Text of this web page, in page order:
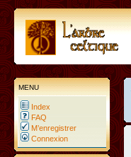
MENU
Index
FAQ
M’enregistrer
Connexion